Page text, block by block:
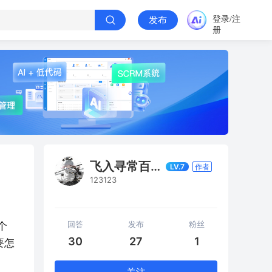
发布
登录/注
册
怎
飞入寻常百姓家 LV.7 作者
123123
回答
30
发布
27
粉丝
1